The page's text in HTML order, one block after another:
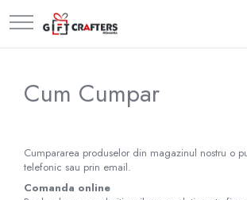
Nunta
Meniuri nunta
Plicuri de bani DL
Plicuri de bani place card
Botez
Invitatii botez
Cadouri personalizate
Pusculite personalizate
Rame personalizate
Cum Cumpar
Cumpararea produselor din magazinul nostru o
telefonic sau prin email.
Comanda online